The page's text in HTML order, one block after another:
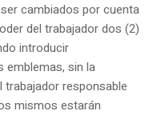
cambiados por cuenta
del trabajador dos (2)
introducir
emblemas, sin la
responsable
mismos estarán